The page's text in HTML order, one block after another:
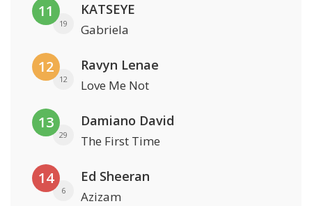
11
19
KATSEYE
Gabriela
12
12
Ravyn Lenae
Love Me Not
13
29
Damiano David
The First Time
14
6
Ed Sheeran
Azizam